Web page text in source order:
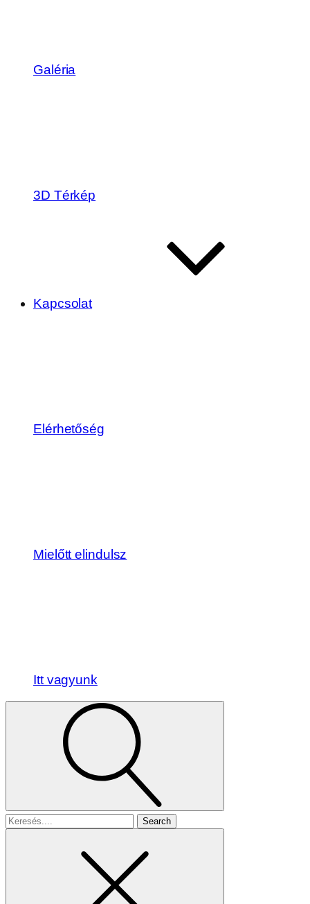
Galéria
3D Térkép
Kapcsolat
Elérhetőség
Mielőtt elindulsz
Itt vagyunk
Search